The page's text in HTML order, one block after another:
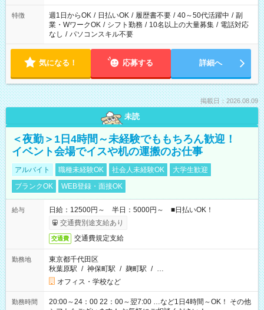
特徴 週1日からOK / 日払いOK / 履歴書不要 / 40～50代活躍中 / 副
業・WワークOK / シフト勤務 / 10名以上の大量募集 / 電話対応
なし / パソコンスキル不要
気になる！ 応募する 詳細へ
掲載日：2026.08.09
未読
＜夜勤＞1日4時間～未経験でももちろん歓迎！
イベント会場でイスや机の運搬のお仕事
アルバイト 職種未経験OK 社会人未経験OK
大学生歓迎
ブランクOK
WEB登録・面接OK
給与
日給：12500円～ 半日：5000円～ ■日払いOK！
交通費別途支給あり
交通費 交通費規定支給
勤務地
東京都千代田区
秋葉原駅 / 神保町駅 / 麹町駅 / …
オフィス・学校など
勤務時間
20:00～24：00 22：00～翌7:00 …など1日4時間～OK！ その他